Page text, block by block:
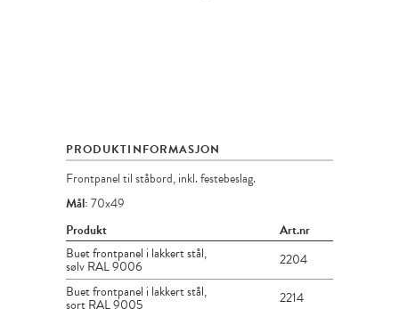
PRODUKTINFORMASJON
Frontpanel til ståbord, inkl. festebeslag.
Mål:70x49
Produkt
Art.nr
Buet frontpanel i lakkert stål,
sølv RAL 9006
2204
Buet frontpanel i lakkert stål,
sort RAL 9005 2214